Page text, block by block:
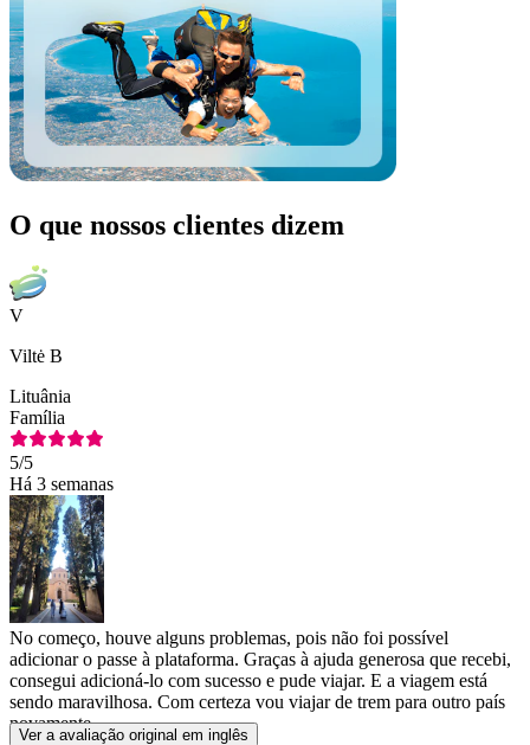
O que nossos clientes dizem
V
Viltė B
Lituânia
Família
5/5
Há 3 semanas
No começo, houve alguns problemas, pois não foi possível
adicionar o passe à plataforma. Graças à ajuda generosa que recebi,
consegui adicioná-lo com sucesso e pude viajar. E a viagem está
sendo maravilhosa. Com certeza vou viajar de trem para outro país
novamente.
Ver a avaliação original em inglês